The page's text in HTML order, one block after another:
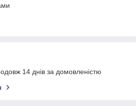
14 днів за домовленістю